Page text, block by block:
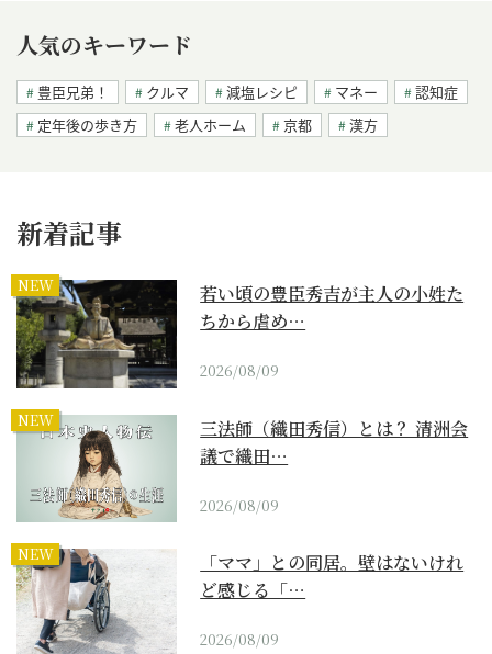
人気のキーワード
豊臣兄弟！ クルマ 減塩レシピ マネー
認知症
定年後の歩き方
老人ホーム 京都 漢方
新着記事
NEW
若い頃の豊臣秀吉が主人の小姓た
ちから虐め…
2026/08/09
NEW
三法師（織田秀信）とは？ 清洲会
議で織田…
2026/08/09
NEW
「ママ」との同居。壁はないけれ
ど感じる「…
2026/08/09